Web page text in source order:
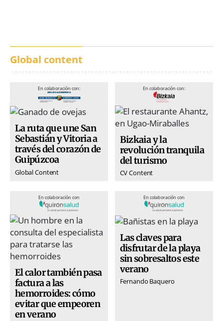
Global content
En colaboración con:
La ruta que une San
Sebastián y Vitoria a
través del corazón de
Guipúzcoa
Global Content
En colaboración con:
Bizkaia y la
revolución tranquila
del turismo
CV Content
En colaboración con
El calor también pasa
factura a las
hemorroides: cómo
evitar que empeoren
en verano
En colaboración con
Las claves para
disfrutar de la playa
sin sobresaltos este
verano
Fernando Baquero